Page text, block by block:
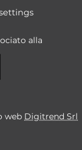
alla
web Digitrend Srl